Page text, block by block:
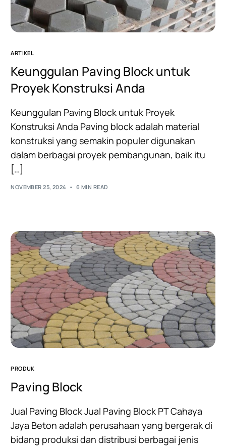
ARTIKEL
Keunggulan Paving Block untuk
Proyek Konstruksi Anda
Keunggulan Paving Block untuk Proyek
Konstruksi Anda Paving block adalah material
konstruksi yang semakin populer digunakan
dalam berbagai proyek pembangunan, baik itu
[…]
NOVEMBER 25, 2024 6 MIN READ
PRODUK
Paving Block
Jual Paving Block Jual Paving Block PT Cahaya
Jaya Beton adalah perusahaan yang bergerak di
bidang produksi dan distribusi berbagai jenis